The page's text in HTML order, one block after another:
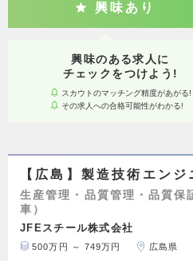
興味あり
興味のある求人に
チェックをつけよう!
スカウトのマッチング精度があがる!
その求人への合格可能性がわかる!
【広島】製造技術エン
生産管理・品質管理・品質保
車）
JFEスチール株式会社
500万円 ～ 749万円 広島県